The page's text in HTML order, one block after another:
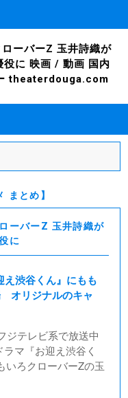
ローバーZ 玉井詩織が
に 映画 / 動画 国内
theaterdouga.com
まとめ】
ーバーZ 玉井詩織が
に
え渋谷くん』にもも
オリジナルのキャ
ジテレビ系で放送中
マ『お迎え渋谷く
いろクローバーZの玉